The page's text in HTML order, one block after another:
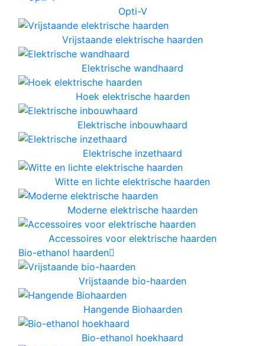
Opti-V
Vrijstaande elektrische haarden
Elektrische wandhaard
Hoek elektrische haarden
Elektrische inbouwhaard
Elektrische inzethaard
Witte en lichte elektrische haarden
Moderne elektrische haarden
Accessoires voor elektrische haarden
Bio-ethanol haarden
Vrijstaande bio-haarden
Hangende Biohaarden
Bio-ethanol hoekhaard